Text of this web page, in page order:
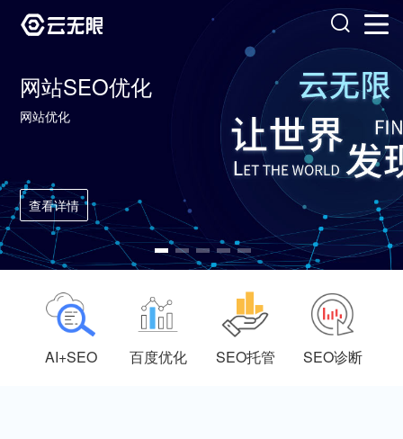
网站SEO优化
网站优化
查看详情
AI+SEO 百度优化 SEO托管 SEO诊断